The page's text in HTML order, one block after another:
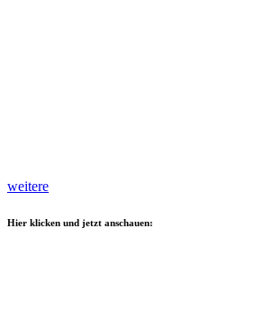
weitere
Hier klicken und jetzt anschauen: